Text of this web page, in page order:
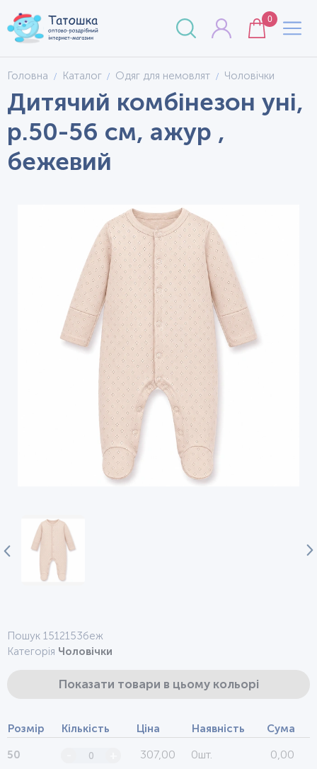
0
Головна Каталог Одяг для немовлят Чоловічки
Дитячий комбінезон уні,
р.50-56 см, ажур ,
бежевий
Пошук 1512153беж
Категорія Чоловічки
Показати товари в цьому кольорі
Розмір Кількість Ціна Наявність Сума
50 307,00 0шт. 0,00